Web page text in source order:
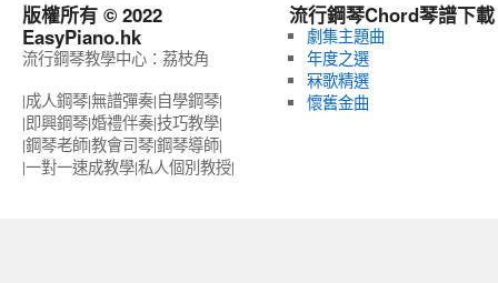
版權所有 © 2022
EasyPiano.hk
流行鋼琴教學中心：荔枝角
|成人鋼琴|無譜彈奏|自學鋼琴|
|即興鋼琴|婚禮伴奏|技巧教學|
|鋼琴老師|教會司琴|鋼琴導師|
|一對一速成教學|私人個別教授‎|
流行鋼琴Chord琴譜下載
劇集主題曲
年度之選
冧歌精選
懷舊金曲